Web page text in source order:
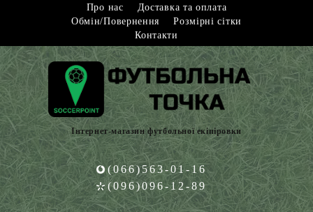
Про нас
Доставка та оплата
Обмін/Повернення
Розмірні сітки
Контакти
Інтернет-магазин футбольної екіпіровки
(066)563-01-16
(096)096-12-89